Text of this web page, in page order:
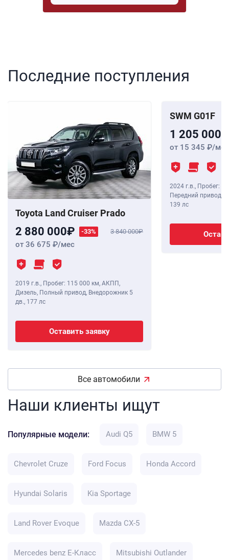
Последние поступления
Toyota Land Cruiser Prado
2 880 000 -33% 3 840 000
от 36 675 /мес
2019 г.в., Пробег: 115 000 км, АКПП,
Дизель, Полный привод, Внедорожник 5
дв., 177 лс
Оставить заявку
SWM G01F
1 205 000
от 15 345 /мес
2024 г.в., Пробег: 8
Передний привод,
139 лс
Все автомобили
Наши клиенты ищут
Популярные модели: Audi Q5 BMW 5
Chevrolet Cruze Ford Focus Honda Accord
Hyundai Solaris Kia Sportage
Land Rover Evoque Mazda CX-5
Mercedes benz E-Класс Mitsubishi Outlander